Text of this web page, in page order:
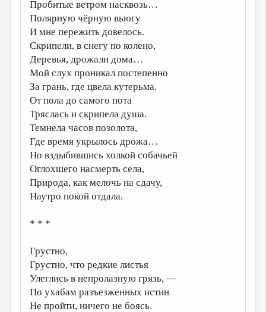
Пробитые ветром насквозь…
Полярную чёрную вьюгу
И мне пережить довелось.
Скрипели, в снегу по колено,
Деревья, дрожали дома…
Мой слух проникал постепенно
За грань, где цвела кутерьма.
От пола до самого пота
Тряслась и скрипела душа.
Темнела часов позолота,
Где время укрылось дрожа…
Но вздыбившись холкой собачьей
Оглохшего насмерть села,
Природа, как мелочь на сдачу,
Наутро покой отдала.
* * *
Грустно,
Грустно, что редкие листья
Улеглись в непролазную грязь, —
По ухабам разъезженных истин
Не пройти, ничего не боясь.